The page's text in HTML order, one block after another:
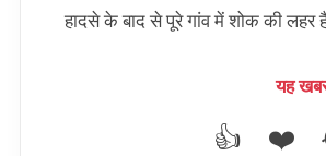
हादसे के बाद से पूरे गांव में शोक की लहर
यह
👍 ❤️